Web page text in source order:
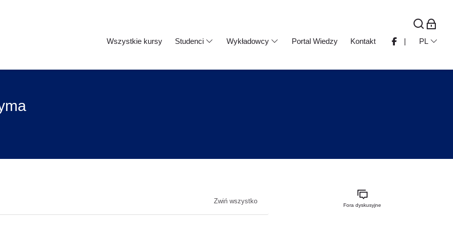
Wszystkie kursy Studenci Wykładowcy Portal Wiedzy Kontakt | PL
Zwiń wszystko Fora dyskusyjne